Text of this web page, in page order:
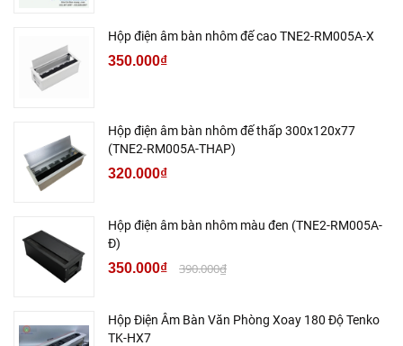
Hộp điện âm bàn nhôm đế cao TNE2-RM005A-X
350.000₫
Hộp điện âm bàn nhôm đế thấp 300x120x77
(TNE2-RM005A-THAP)
320.000₫
Hộp điện âm bàn nhôm màu đen (TNE2-RM005A-
Đ)
350.000₫ 390.000₫
Hộp Điện Âm Bàn Văn Phòng Xoay 180 Độ Tenko
TK-HX7